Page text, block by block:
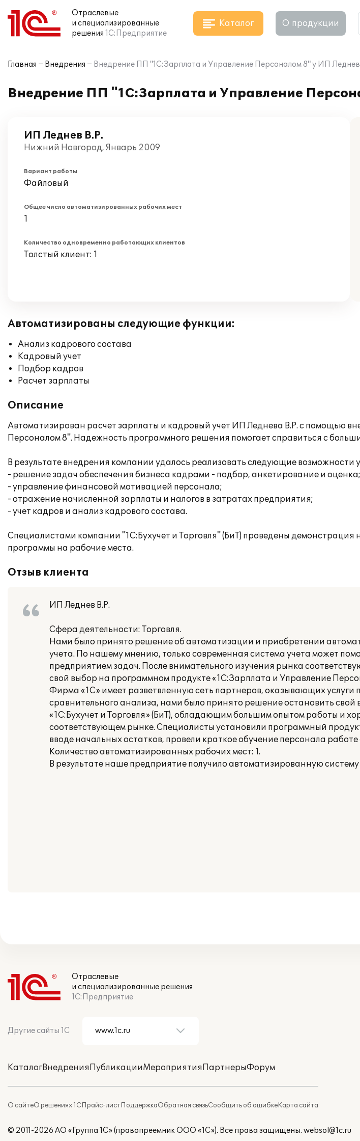
Отраслевые
и специализированные
решения 1С:Предприятие
Каталог О продукции
Главная Внедрения Внедрение ПП "1С:Зарплата и Управление Персоналом 8" у ИП
Внедрение ПП "1С:Зарплата и Управление
ИП Леднев В.Р.
Нижний Новгород, Январь 2009
Вариант работы
Файловый
Общее число автоматизированных рабочих мест
1
Количество одновременно работающих клиентов
Толстый клиент: 1
Автоматизированы следующие функции:
Анализ кадрового состава
Кадровый учет
Подбор кадров
Расчет зарплаты
Описание
Автоматизирован расчет зарплаты и кадровый учет ИП Леднева В.Р. с помощью
Персоналом 8". Надежность программного решения помогает справиться с
В результате внедрения компании удалось реализовать следующие возможности
- решение задач обеспечения бизнеса кадрами - подбор, анкетирование и оценка;
- управление финансовой мотивацией персонала;
- отражение начисленной зарплаты и налогов в затратах предприятия;
- учет кадров и анализ кадрового состава.
Специалистами компании "1С:Бухучет и Торговля" (БиТ) проведены демонстрация
программы на рабочие места.
Отзыв клиента
ИП Леднев В.Р.
Сфера деятельности: Торговля.
Нами было принято решение об автоматизации и приобретении
учета. По нашему мнению, только современная система учета может
предприятием задач. После внимательного изучения рынка
свой выбор на программном продукте «1С:Зарплата и Управление
Фирма «1С» имеет разветвленную сеть партнеров, оказывающих услуги
сравнительного анализа, нами было принято решение остановить
«1С:Бухучет и Торговля» (БиТ), обладающим большим опытом работы и
соответствующем рынке. Специалисты установили программный
вводе начальных остатков, провели краткое обучение персонала
Количество автоматизированных рабочих мест: 1.
В результате наше предприятие получило автоматизированную систему
Отраслевые
и специализированные решения
1С:Предприятие
Другие сайты 1С
КаталогВнедренияПубликацииМероприятияПартнерыФорум
О сайтеО решениях 1СПрайс-листПоддержкаОбратная связьСообщить об ошибкеКарта сайта
© 2011-2026 АО «Группа 1С» (правопреемник ООО «1С»). Все права защищены. websol@1c.ru